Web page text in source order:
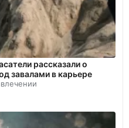
рассказали о
завалами в карьере